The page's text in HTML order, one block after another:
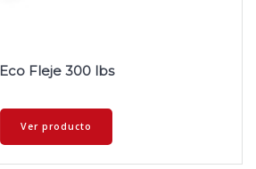
Eco Fleje 300 lbs
Ver producto